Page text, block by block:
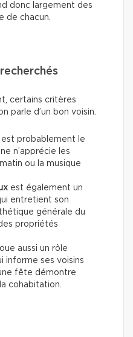
donc largement des
de chacun.
certains critères
parle d’un bon voisin.
est probablement le
n’apprécie les
ou la musique
est également un
entretient son
générale du
propriétés
aussi un rôle
informe ses voisins
fête démontre
cohabitation.